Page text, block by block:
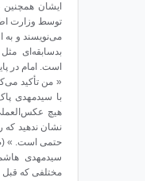
ایشان همچنین
توسط وزارت
می‌نویسند و به
بدسابقه‌ای
است. امام در
« من تأکید
با سیدمهدی
هیچ
نشان ندهید که
حتمی است. »
سیدمهدی
مختلفی که قبل